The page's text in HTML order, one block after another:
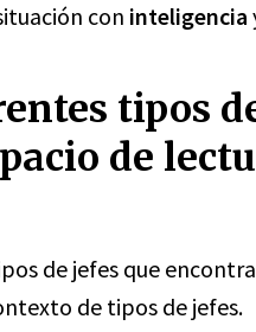
con inteligencia
tipos
de
de jefes que
de tipos de jefes.